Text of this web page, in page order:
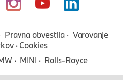
Pravna obvestila
Varovanje
Cookies
MINI Rolls-Royce